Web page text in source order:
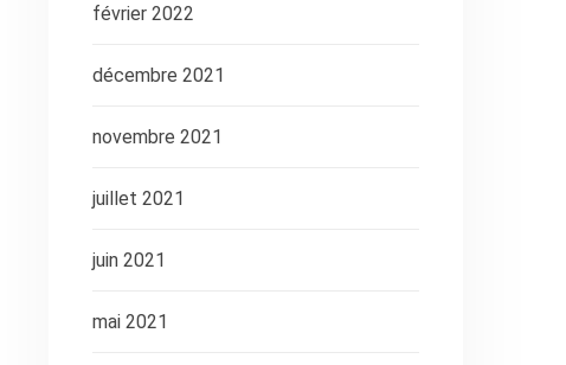
février 2022
décembre 2021
novembre 2021
juillet 2021
juin 2021
mai 2021